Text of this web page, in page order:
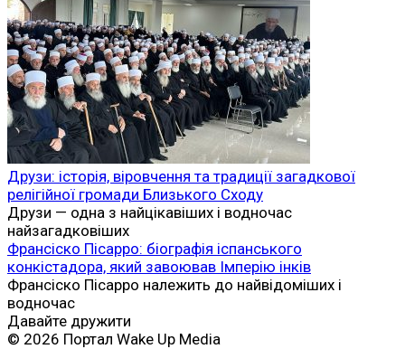
Друзи: історія, віровчення та традиції загадкової
релігійної громади Близького Сходу
Друзи — одна з найцікавіших і водночас
найзагадковіших
Франсіско Пісарро: біографія іспанського
конкістадора, який завоював Імперію інків
Франсіско Пісарро належить до найвідоміших і
водночас
Давайте дружити
© 2026 Портал Wake Up Media